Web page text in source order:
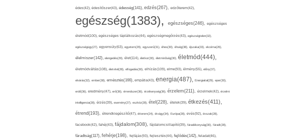
édes(42), édesítőszer(43), édesség(141), edzés(267), edzőterem(42),
egészség(1383), egészséges(246), egészséges
életmód(100), egészséges táplálkozás(44), egészségmegőrzés(43), egészségtelen(32),
egészségügy(27), egyensúly(63), egyetem(29), egyszerű(31), éhes(30), éhség(38), éjszaka(33), ekcéma(26),
élelmiszer(142), elengedés(29), élet(114), életkor(30), életminőség(30), életmód(444),
életmódváltás(108), életvitel(28), elfogadás(30), elhízás(109), elme(93), élmény(55), előny(37),
elvárás(32), ember(38), emésztés(166), empátia(43), energia(487), Energiaital(29), eper(30),
erdő(36), eredmény(47), erő(36), érrendszer(36), érzékenység(36), érzelem(211), érzelmek(42), érzelmi
intelligencia(28), érzés(39), esemény(27), eszköz(28), étel(228), ételek(39), étkezés(411),
étrend(193), étrendkiegészítő(47), étterem(24), étvágy(34), Európa(28), evés(92), évszak(28),
facebook(42), fahéj(43), fájdalom(308), fájdalomcsillapító(39), fáradékonyság(30), fáradt(28),
fáradtság(117), fehérje(198), fejfájás(93), fejlesztés(44), fejlődés(142), feladat(46),